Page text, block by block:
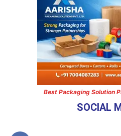
Best Packaging Solution
SOCIAL